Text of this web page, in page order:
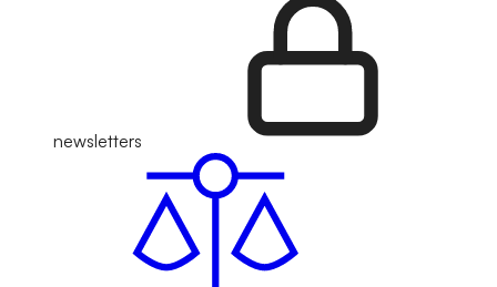
newsletters